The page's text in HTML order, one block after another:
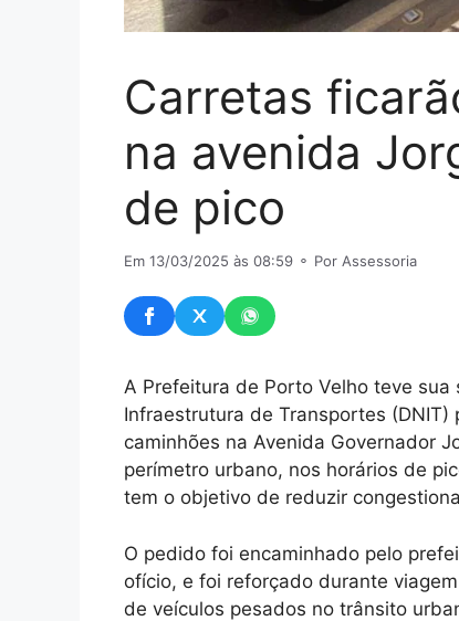
Carretas
na avenida
de pico
Em 13/03/2025 às 08:59 ⚬ Por Assessoria
A Prefeitura de Porto Velho teve
Infraestrutura de Transportes
caminhões na Avenida Governador
perímetro urbano, nos horários de
tem o objetivo de reduzir
O pedido foi encaminhado pelo
ofício, e foi reforçado durante
de veículos pesados no trânsito